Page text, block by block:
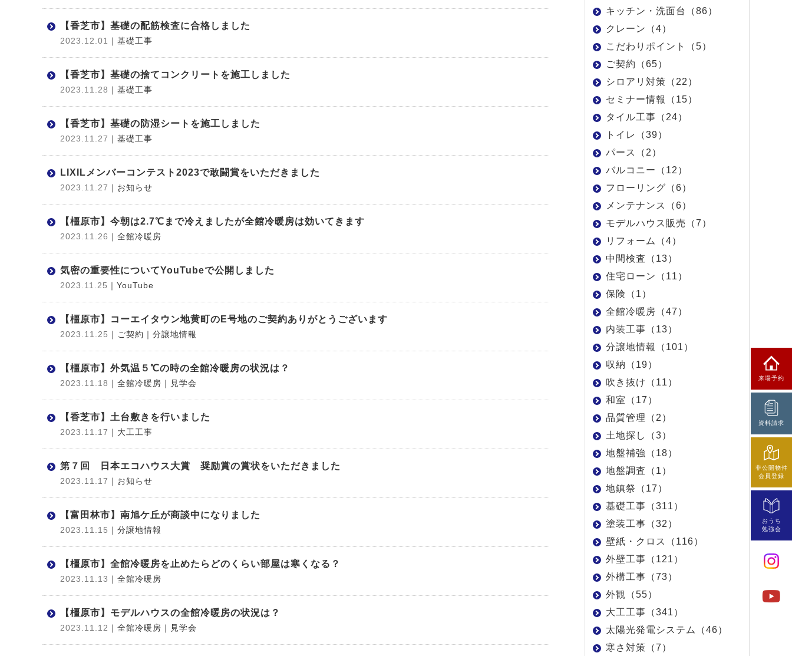
来場予約
資料請求
非公開物件
会員登録
おうち
勉強会
【香芝市】基礎の配筋検査に合格しました
2023.12.01 ｜基礎工事
【香芝市】基礎の捨てコンクリートを施工しました
2023.11.28 ｜基礎工事
【香芝市】基礎の防湿シートを施工しました
2023.11.27 ｜基礎工事
LIXILメンバーコンテスト2023で敢闘賞をいただきました
2023.11.27 ｜お知らせ
【橿原市】今朝は2.7℃まで冷えましたが全館冷暖房は効いてきます
2023.11.26 ｜全館冷暖房
気密の重要性についてYouTubeで公開しました
2023.11.25 ｜YouTube
【橿原市】コーエイタウン地黄町のE号地のご契約ありがとうございます
2023.11.25 ｜ご契約 ｜分譲地情報
【橿原市】外気温５℃の時の全館冷暖房の状況は？
2023.11.18 ｜全館冷暖房 ｜見学会
【香芝市】土台敷きを行いました
2023.11.17 ｜大工工事
第７回 日本エコハウス大賞 奨励賞の賞状をいただきました
2023.11.17 ｜お知らせ
【富田林市】南旭ケ丘が商談中になりました
2023.11.15 ｜分譲地情報
【橿原市】全館冷暖房を止めたらどのくらい部屋は寒くなる？
2023.11.13 ｜全館冷暖房
【橿原市】モデルハウスの全館冷暖房の状況は？
2023.11.12 ｜全館冷暖房 ｜見学会
キッチン・洗面台（86）
クレーン（4）
こだわりポイント（5）
ご契約（65）
シロアリ対策（22）
セミナー情報（15）
タイル工事（24）
トイレ（39）
パース（2）
バルコニー（12）
フローリング（6）
メンテナンス（6）
モデルハウス販売（7）
リフォーム（4）
中間検査（13）
住宅ローン（11）
保険（1）
全館冷暖房（47）
内装工事（13）
分譲地情報（101）
収納（19）
吹き抜け（11）
和室（17）
品質管理（2）
土地探し（3）
地盤補強（18）
地盤調査（1）
地鎮祭（17）
基礎工事（311）
塗装工事（32）
壁紙・クロス（116）
外壁工事（121）
外構工事（73）
外観（55）
大工工事（341）
太陽光発電システム（46）
寒さ対策（7）